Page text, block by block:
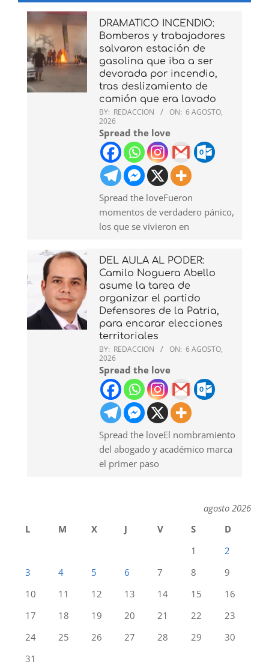
DRAMATICO INCENDIO:
Bomberos y trabajadores
salvaron estación de
gasolina que iba a ser
devorada por incendio,
tras deslizamiento de
camión que era lavado
BY: REDACCION ON: 6 AGOSTO,
2026
Spread the love
Spread the loveFueron
momentos de verdadero pánico,
los que se vivieron en
DEL AULA AL PODER:
Camilo Noguera Abello
asume la tarea de
organizar el partido
Defensores de la Patria,
para encarar elecciones
territoriales
BY: REDACCION ON: 6 AGOSTO,
2026
Spread the love
Spread the loveEl nombramiento
del abogado y académico marca
el primer paso
agosto 2026
L
M X J V S
D
1
2
3
4 5 6 7 8
9
10
11 12 13 14 15
16
17
18 19 20 21 22
23
24
25 26 27 28 29
30
31